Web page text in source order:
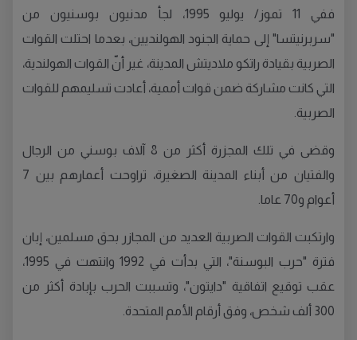
ففي 11 تموز/ يوليو 1995، لجأ مدنيون بوسنيون من
"سربرنيتسا" إلى حماية الجنود الهولنديين، بعدما احتلت القوات
الصربية بقيادة راتكو ملاديتش المدينة، غير أنّ القوات الهولندية،
التي كانت مشاركة ضمن قوات أممية، أعادت تسليمهم للقوات
الصربية.
وقضى في تلك المجزرة أكثر من 8 آلاف بوسني من الرجال
والفتيان من أبناء المدينة الصغيرة، تراوحت أعمارهم بين 7
أعوام و70 عاما.
وارتكبت القوات الصربية العديد من المجازر بحق مسلمين، إبان
فترة "حرب البوسنة"، التي بدأت في 1992 وانتهت في 1995،
عقب توقيع اتفاقية "دايتون"، وتسببت الحرب بإبادة أكثر من
300 ألف شخص، وفق أرقام الأمم المتحدة.